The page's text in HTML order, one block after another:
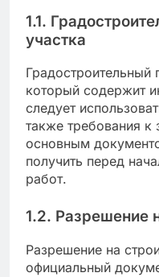
1.1.
участка
который содержит
следует
также требования к
основным
получить перед
работ.
1.2. Разрешение
Разрешение на
официальный